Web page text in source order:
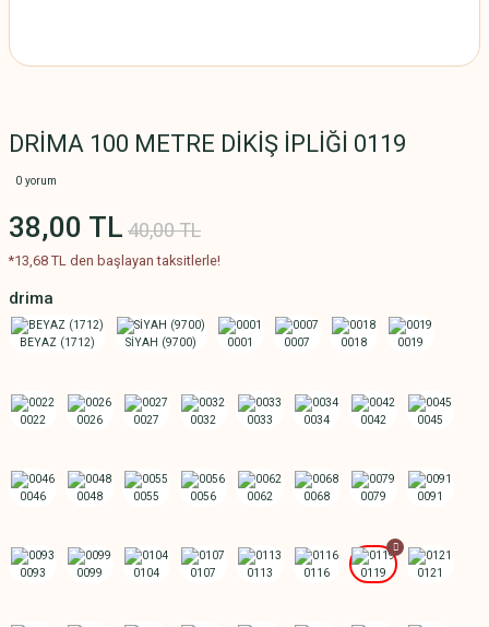
DRİMA 100 METRE DİKİŞ İPLİĞİ 0119
0 yorum
38,00 TL 40,00 TL
*13,68 TL den başlayan taksitlerle!
drima